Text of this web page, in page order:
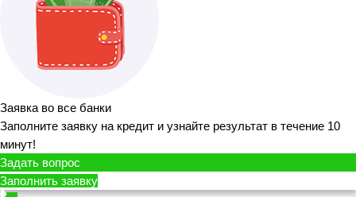
Заявка во все банки
Заполните заявку на кредит и узнайте результат в течение 10
минут!
Задать вопрос
Заполнить заявку